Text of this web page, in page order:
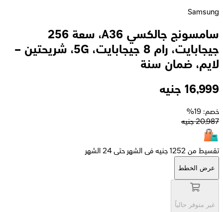
Samsung
سامسونج جالكسي A36، سعة 256
جيجابايت، رام 8 جيجابايت، 5G، شريحتين –
لايم، ضمان سنة
16,999 جنيه
خصم: 19%
20,987 جنيه
تقسيط من 1252 جنيه فى الشهر حتى 24 الشهر
عرض الخطط
غير متوفر حالياً